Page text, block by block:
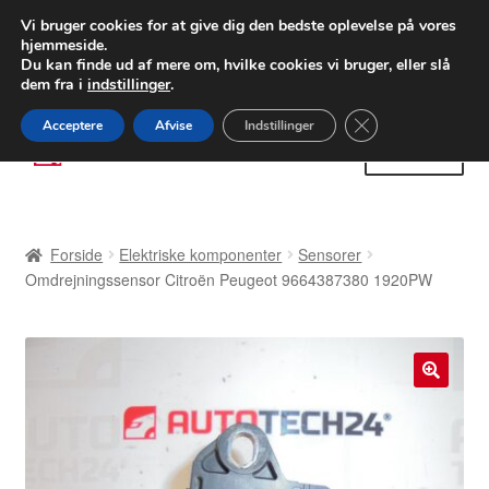
LEVERING fra 55 kr.
FEDEX verdensomspændende forsendelse
80 82 72 02
Spring
til
Spring
til
Betalinger
Klageprocedure
Forside Elektriske komponenter
Sensorer
Omdrejningssensor Citroën Peugeot 9664387380 1920PW
Vi bruger cookies for at give dig den bedste oplevelse på vores
hjemmeside.
Du kan finde ud af mere om, hvilke cookies vi bruger, eller slå
dem fra i indstillinger.
Acceptere Afvise Indstillinger Close GDPR